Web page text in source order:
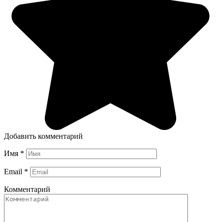
Добавить комментарий
Имя *
Email *
Комментарий